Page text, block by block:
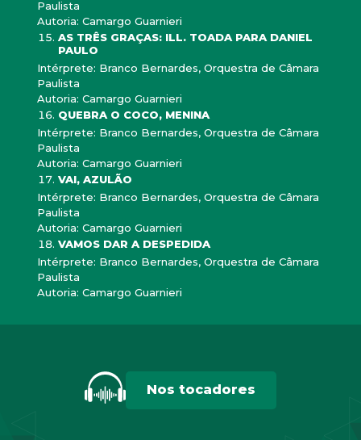
Paulista
Autoria: Camargo Guarnieri
AS TRÊS GRAÇAS: ILL. TOADA PARA DANIEL
PAULO
Intérprete: Branco Bernardes, Orquestra de Câmara
Paulista
Autoria: Camargo Guarnieri
QUEBRA O COCO, MENINA
Intérprete: Branco Bernardes, Orquestra de Câmara
Paulista
Autoria: Camargo Guarnieri
VAI, AZULÃO
Intérprete: Branco Bernardes, Orquestra de Câmara
Paulista
Autoria: Camargo Guarnieri
VAMOS DAR A DESPEDIDA
Intérprete: Branco Bernardes, Orquestra de Câmara
Paulista
Autoria: Camargo Guarnieri
Nos tocadores